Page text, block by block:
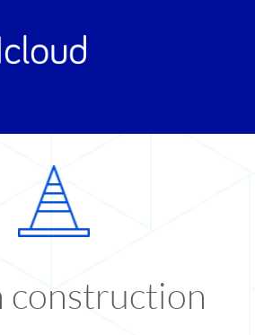
construction